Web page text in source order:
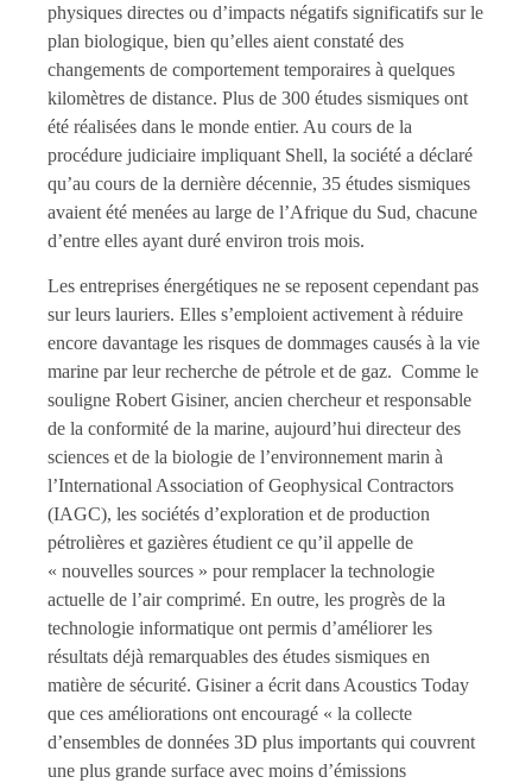
physiques directes ou d’impacts négatifs significatifs sur le
plan biologique, bien qu’elles aient constaté des
changements de comportement temporaires à quelques
kilomètres de distance. Plus de 300 études sismiques ont
été réalisées dans le monde entier. Au cours de la
procédure judiciaire impliquant Shell, la société a déclaré
qu’au cours de la dernière décennie, 35 études sismiques
avaient été menées au large de l’Afrique du Sud, chacune
d’entre elles ayant duré environ trois mois.
Les entreprises énergétiques ne se reposent cependant pas
sur leurs lauriers. Elles s’emploient activement à réduire
encore davantage les risques de dommages causés à la vie
marine par leur recherche de pétrole et de gaz. Comme le
souligne Robert Gisiner, ancien chercheur et responsable
de la conformité de la marine, aujourd’hui directeur des
sciences et de la biologie de l’environnement marin à
l’International Association of Geophysical Contractors
(IAGC), les sociétés d’exploration et de production
pétrolières et gazières étudient ce qu’il appelle de
« nouvelles sources » pour remplacer la technologie
actuelle de l’air comprimé. En outre, les progrès de la
technologie informatique ont permis d’améliorer les
résultats déjà remarquables des études sismiques en
matière de sécurité. Gisiner a écrit dans Acoustics Today
que ces améliorations ont encouragé « la collecte
d’ensembles de données 3D plus importants qui couvrent
une plus grande surface avec moins d’émissions